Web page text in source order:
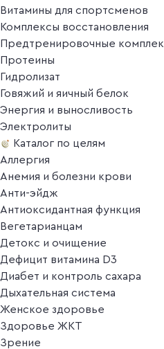
Витамины для спортсменов
Комплексы восстановления
Предтренировочные
Протеины
Гидролизат
Говяжий и яичный белок
Энергия и выносливость
Электролиты
Каталог по целям
Аллергия
Анемия и болезни крови
Анти-эйдж
Антиоксидантная функция
Вегетарианцам
Детокс и очищение
Дефицит витамина D3
Диабет и контроль сахара
Дыхательная система
Женское здоровье
Здоровье ЖКТ
Зрение